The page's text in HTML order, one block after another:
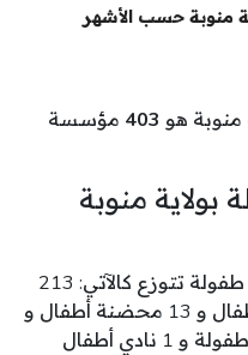
منوبة حسب الأشهر
هو 403 مؤسسة
منوبة
تنشط بولاية منوبة 403 مؤسسة طفولة تتوزع كالآتي: 213
محضنة مدرسية و 167 روضة أطفال و 13 محضنة أطفال و
4 نادي أطفال عمومي و 2 مركب طفولة و 1 نادي أطفال